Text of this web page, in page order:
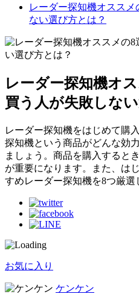
レーダー探知機オスス
ない選び方とは？
レーダー探知機オ
買う人が失敗しな
レーダー探知機をはじめて購
探知機という商品がどんな効
ましょう。商品を購入すると
が重要になります。また、は
すめレーダー探知機を8つ厳選
お気に入り
ケンケン